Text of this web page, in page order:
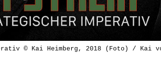
© Kai Heimberg, 2018 (Foto) / Kai